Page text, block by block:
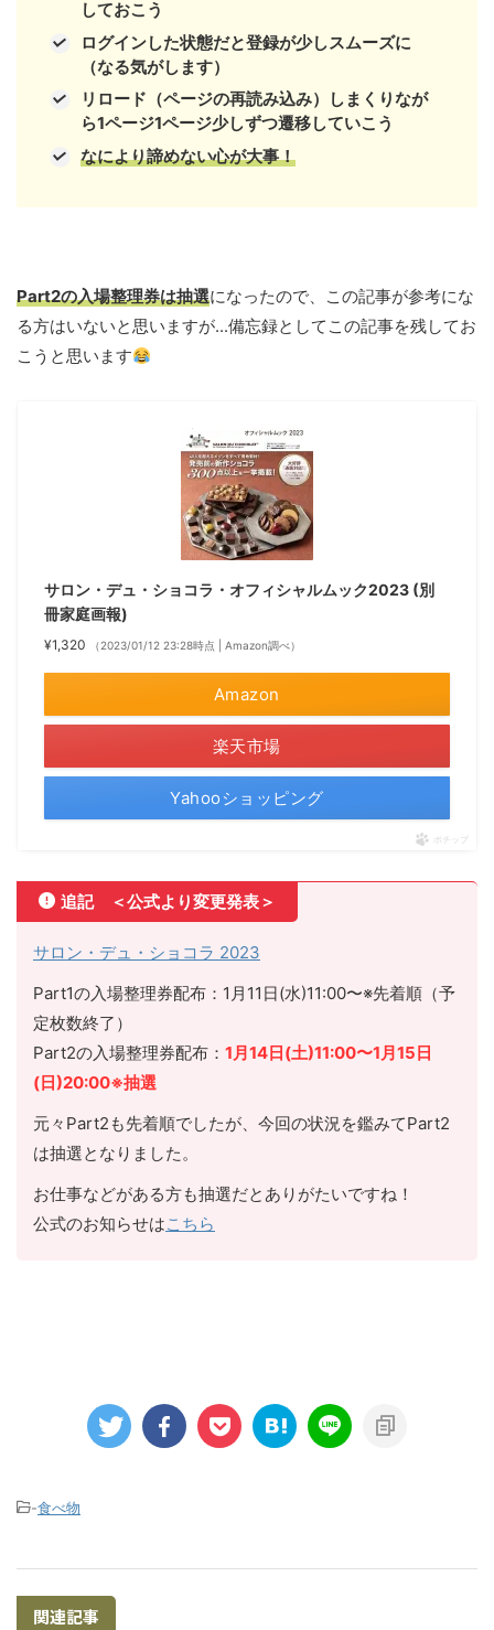
しておこう
ログインした状態だと登録が少しスムーズに
（なる気がします）
リロード（ページの再読み込み）しまくりなが
ら1ページ1ページ少しずつ遷移していこう
なにより諦めない心が大事！
Part2の入場整理券は抽選になったので、この記事が参考にな
る方はいないと思いますが...備忘録としてこの記事を残してお
こうと思います
サロン・デュ・ショコラ・オフィシャルムック2023 (別
冊家庭画報)
¥1,320 （2023/01/12 23:28時点 | Amazon調べ）
Amazon
楽天市場
Yahooショッピング
ポチップ
追記 ＜公式より変更発表＞
サロン・デュ・ショコラ 2023
Part1の入場整理券配布：1月11日(水)11:00〜※先着順（予
定枚数終了）
Part2の入場整理券配布： 1月14日(土)11:00〜1月15日
(日)20:00※抽選
元々Part2も先着順でしたが、今回の状況を鑑みてPart2
は抽選となりました。
お仕事などがある方も抽選だとありがたいですね！
公式のお知らせはこちら
-食べ物
関連記事